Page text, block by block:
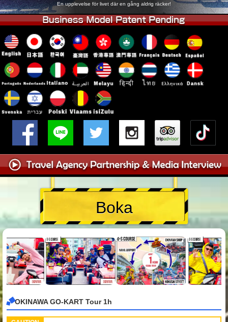
Okinawa
En upplevelse för livet där en gång aldrig räcker!
Boka
OKINAWA GO-KART Tour 1h